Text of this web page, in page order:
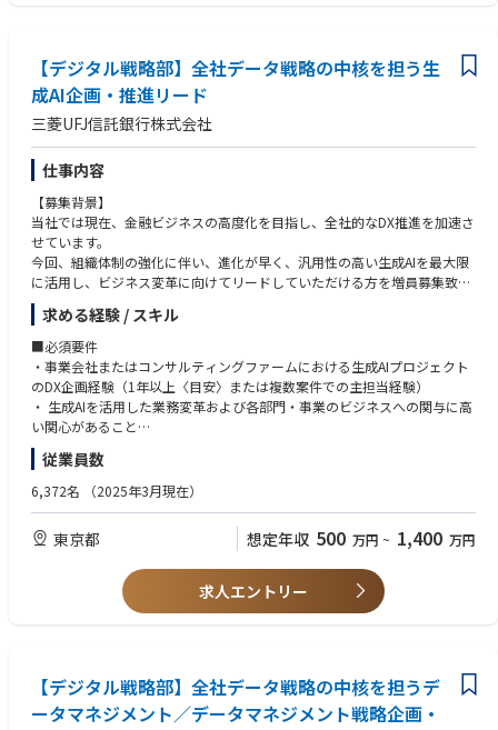
データ基盤の企画・整備に加え、事業部門と伴走しながらデータ利活用を
実装までつなげることで、業務改革や意思決定高度化に直結する経験を積
めます。
●全社CoEとして横断的な専門性を磨けること
標準化、ベストプラクティス展開、運用ルール整備、横断推進を通じて、
データガバナンスと実装推進の両面を担う、希少性の高いキャリアを築け
ます。
●経営や企業文化にもインパクトを与えられること
経営層への提言や全社データ戦略の検討に関与し、データドリブンな業
務・経営の定着を支える中核人材として活躍できます。
【配属組織】
デジタル戦略部 AI推進G /データマネジメント
【ミッション】
三菱UFJ信託銀行の全社AI・データ戦略を支える中核人材として、全社デー
タマネジメントの仕組みづくりと、事業部門におけるデータ利活用推進を
担っていただきます。単なるデータ管理や基盤整備ではなく、全社のデー
タガバナンス・標準化・利活用推進を通じて、現場・経営に届く“使える
データ”を整え、意思決定・業務改革・AI活用を支える土台を構築する役割
です。事業部門と伴走しながら、「どのデータを、どのように整え、どう
使えるようにするか」を設計・推進し、データを“保有”から“活用可能”へ
変えていくことがミッションです。
ご経験・ご志向に応じ、以下の業務をお任せします。
●AI活用を支えるデータ整備
データ標準、品質管理、メタデータ整備、データモデル設計を通じ
て、AI・分析・意思決定に活かせる“使えるデータ”を整えます。
●事業部門との要件整理、伴走支援、PoC推進、プロジェクトマネジメン
ト経験
●金融業界におけるデータ利活用、DX推進、業務改革経験
【求める人物像】
●ルール整備だけでなく、現場で使われる仕組みまで落とし込みたい方
●事業部門と対話しながら、全社横断の視点でデータ活用を前進させたい
方
●技術・業務・組織を横断しながら課題を整理し、実行までつなげること
に面白さを感じる方
【デジタル戦略部】全社データ戦略の中核を担う生
成AI企画・推進リード
三菱UFJ信託銀行株式会社
仕事内容
【募集背景】
当社では現在、金融ビジネスの高度化を目指し、全社的なDX推進を加速さ
せています。
今回、組織体制の強化に伴い、進化が早く、汎用性の高い生成AIを最大限
に活用し、ビジネス変革に向けてリードしていただける方を増員募集致し
ます。
【この仕事の魅力】
● 金融DXの最前線：膨大なデータとドキュメント資産を有する金融機関
（信託銀行）で、全社横断のデータ／ナレッジ活用の仕組みの構築に貢献
できます（メタデータ設計、検索性向上、RAG連携など）。
● 企業知の資産化に直結：規程・手順・ナレッジ記事・顧客対応知見な
大胆な、現場課題の解決を体感することができます。
● 安全・責任あるAI運用の実践：安心して使える生成AIの社内標準を自ら
作り上げる経験が得られます。
● 全社展開の実装推進を担う中核メンバー／将来のリード候補として、現
場課題の解決から全社スケールへと成果を広げる実践機会が豊富です。
デジタル戦略部 AI推進G /AI企画
部 AI推進G」にて、生成AI等を用いた業務課題解決の企画～現場での利活
用推進を一気通貫で担っていただきます。
求める経験 / スキル
■必須要件
・事業会社またはコンサルティングファームにおける生成AIプロジェクト
のDX企画経験（1年以上〈目安〉または複数案件での主担当経験）
・ 生成AIを活用した業務変革および各部門・事業のビジネスへの関与に高
い関心があること
・暗黙知の形式知化・標準化/再利用に前向きであること
■歓迎要件
カル・シンキング力
・個別成果のノウハウ標準化・抽象化能力（ガイド/テンプレート化、Best
Practice整備、アセット再利用）
・部門・事業と対等に折衝していくコミュニケーション能力（現場発の知
見収集・共有の推進を含む）
・機械学習・大規模言語モデルに関する知識
従業員数
6,372名 （2025年3月現在）
東京都 想定年収 500 万円 ~ 1,400 万円
求人エントリー
【デジタル戦略部】全社データ戦略の中核を担うデ
ータマネジメント／データマネジメント戦略企画・